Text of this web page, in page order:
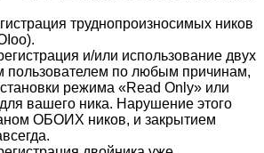
труднопроизносимых ников
и/или использование двух
пользователем по любым причинам,
режима «Read Only» или
вашего ника. Нарушение этого
ОБОИХ ников, и закрытием